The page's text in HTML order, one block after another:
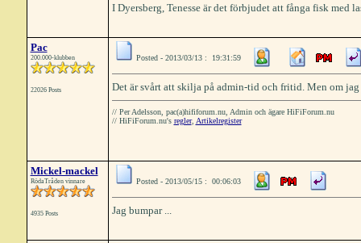
I Dyersberg, Tenesse är det förbjudet att fånga fisk med
Pac
200.000-klubben
22026 Posts
Posted - 2013/03/13 : 19:31:59
Det är svårt att skilja på admin-tid och fritid. Men om
// Per Adelsson, pac(a)hififorum.nu, Admin och ägare HiFiForum.nu
// HiFiForum.nu's regler, Artikelregister
Mickel-mackel
RödaTråden vinnare
4935 Posts
Posted - 2013/05/15 : 00:06:03
Jag bumpar ...